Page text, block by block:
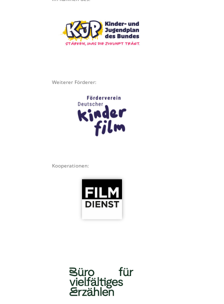
Weiterer Förderer:
Kooperationen: